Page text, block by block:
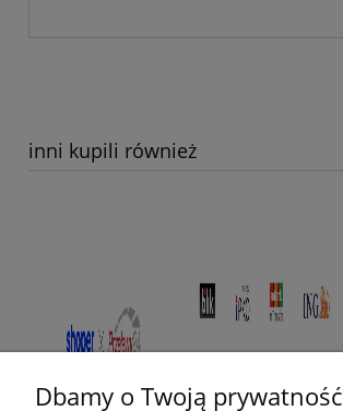
inni kupili również
Dbamy o Twoją prywatność